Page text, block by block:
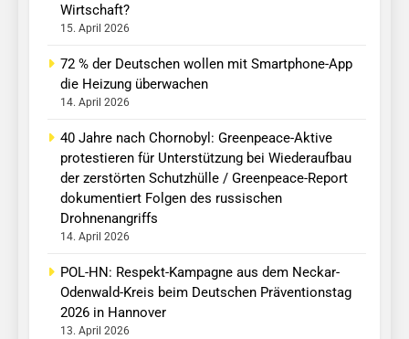
Wirtschaft?
15. April 2026
72 % der Deutschen wollen mit Smartphone-App
die Heizung überwachen
14. April 2026
40 Jahre nach Chornobyl: Greenpeace-Aktive
protestieren für Unterstützung bei Wiederaufbau
der zerstörten Schutzhülle / Greenpeace-Report
dokumentiert Folgen des russischen
Drohnenangriffs
14. April 2026
POL-HN: Respekt-Kampagne aus dem Neckar-
Odenwald-Kreis beim Deutschen Präventionstag
2026 in Hannover
13. April 2026